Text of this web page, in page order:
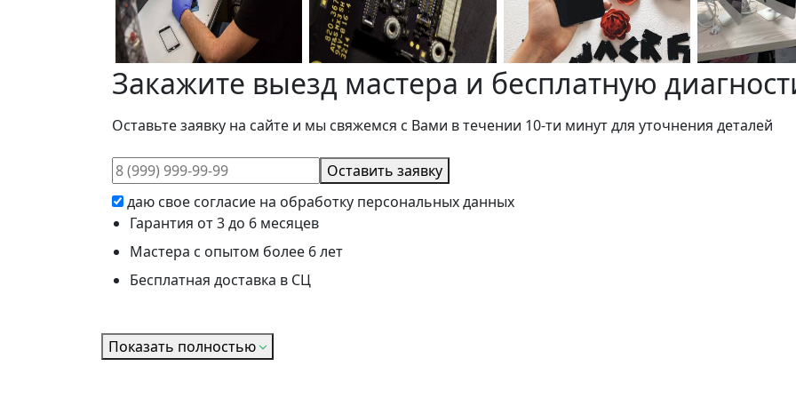
Закажите выезд мастера и бесплатную
Оставьте заявку на сайте и мы свяжемся с Вами в течении 10-ти минут для уточнения деталей
Оставить заявку
даю свое согласие на обработку персональных данных
Гарантия от 3 до 6 месяцев
Мастера с опытом более 6 лет
Бесплатная доставка в СЦ
Показать полностью